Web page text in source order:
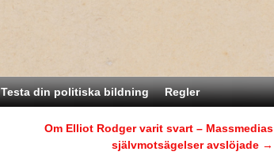
Testa din politiska bildning Regler
Om Elliot Rodger varit svart – Massmedias
självmotsägelser avslöjade →